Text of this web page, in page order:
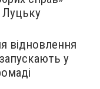
Луцьку
відновлення
у